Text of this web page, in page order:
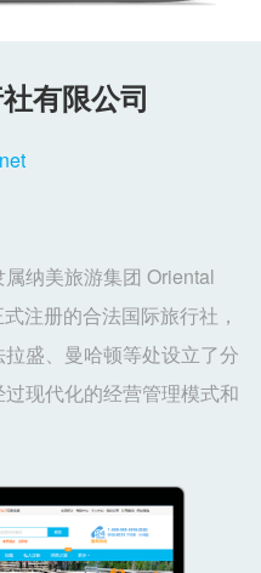
有限公司
纳美旅游集团 Oriental
注册的合法国际旅行社，
盛、曼哈顿等处设立了分
现代化的经营管理模式和